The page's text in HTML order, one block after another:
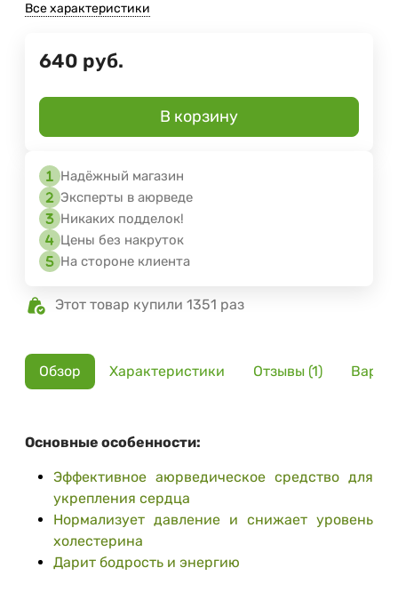
Все характеристики
640 руб.
В корзину
Надёжный магазин
Эксперты в аюрведе
Никаких подделок!
Цены без накруток
На стороне клиента
Этот товар купили 1351 раз
Обзор Характеристики Отзывы (1)
Основные особенности:
Эффективное аюрведическое средство для
укрепления сердца
Нормализует давление и снижает уровень
холестерина
Дарит бодрость и энергию